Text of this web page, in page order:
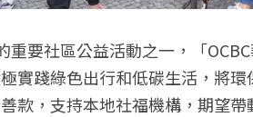
要社區公益活動之一，「OCBC
實踐綠色出行和低碳生活，將
款，支持本地社福機構，期望